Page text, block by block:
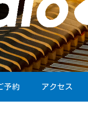
予約 アクセス